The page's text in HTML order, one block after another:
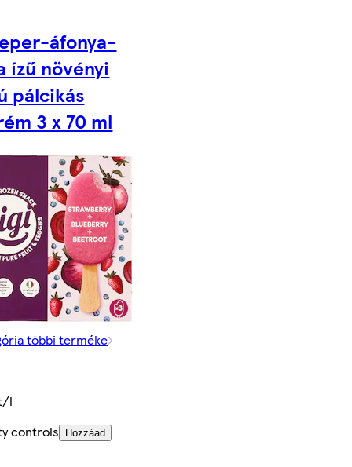
áfonya-
ízű növényi
pálcikás
3 x 70 ml
többi terméke
l
controls
Hozzáad